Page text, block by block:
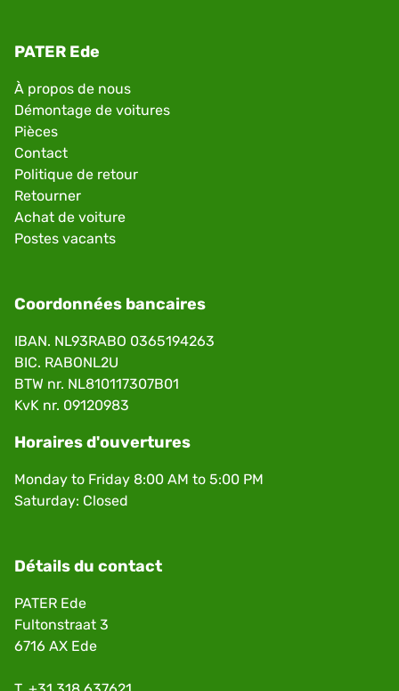
PATER Ede
À propos de nous
Démontage de voitures
Pièces
Contact
Politique de retour
Retourner
Achat de voiture
Postes vacants
Coordonnées bancaires
IBAN. NL93RABO 0365194263
BIC. RABONL2U
BTW nr. NL810117307B01
KvK nr. 09120983
Horaires d'ouvertures
Monday to Friday 8:00 AM to 5:00 PM
Saturday: Closed
Détails du contact
PATER Ede
Fultonstraat 3
6716 AX Ede